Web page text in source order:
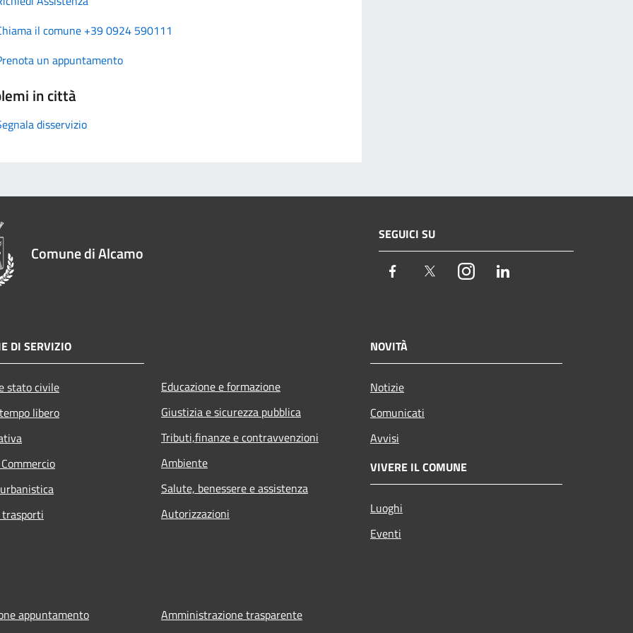
il comune +39 0924 590111
un appuntamento
in città
disservizio
Comune di Alcamo
SEGUICI SU
Facebook TwitterInstagram
DI SERVIZIO
stato civile
libero
Educazione e formazione
Giustizia e sicurezza pubblica
Tributi,finanze e contravvenzioni
Ambiente
Salute, benessere e assistenza
Autorizzazioni
NOVITÀ
Notizie
Comunicati
Avvisi
VIVERE IL COMUNE
Luoghi
Eventi
appuntamento
Amministrazione trasparente